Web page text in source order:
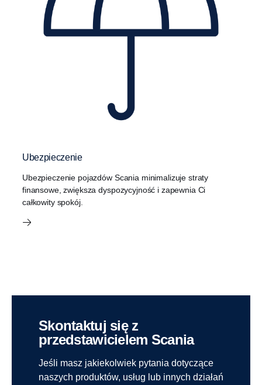
Ubezpieczenie
Ubezpieczenie pojazdów Scania minimalizuje straty
finansowe, zwiększa dyspozycyjność i zapewnia Ci
całkowity spokój.
Skontaktuj się z
przedstawicielem Scania
Jeśli masz jakiekolwiek pytania dotyczące
naszych produktów, usług lub innych działań